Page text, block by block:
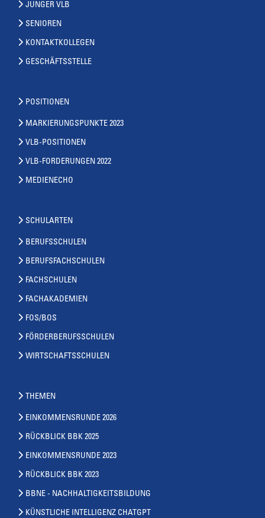
JUNGER VLB
SENIOREN
KONTAKTKOLLEGEN
GESCHÄFTSSTELLE
POSITIONEN
MARKIERUNGSPUNKTE 2023
VLB-POSITIONEN
VLB-FORDERUNGEN 2022
MEDIENECHO
SCHULARTEN
BERUFSSCHULEN
BERUFSFACHSCHULEN
FACHSCHULEN
FACHAKADEMIEN
FOS/BOS
FÖRDERBERUFSSCHULEN
WIRTSCHAFTSSCHULEN
THEMEN
EINKOMMENSRUNDE 2026
RÜCKBLICK BBK 2025
EINKOMMENSRUNDE 2023
RÜCKBLICK BBK 2023
BBNE - NACHHALTIGKEITSBILDUNG
KÜNSTLICHE INTELLIGENZ CHATGPT